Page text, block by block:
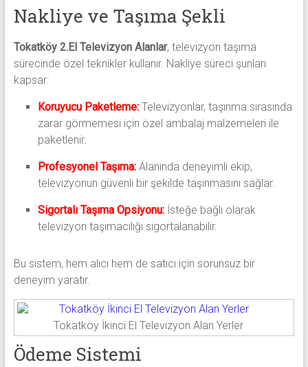
Nakliye ve Taşıma Şekli
Tokatköy 2.El Televizyon Alanlar, televizyon taşıma
sürecinde özel teknikler kullanır. Nakliye süreci şunları
kapsar:
Koruyucu Paketleme:Televizyonlar, taşınma sırasında
zarar görmemesi için özel ambalaj malzemeleri ile
paketlenir.
Profesyonel Taşıma:Alanında deneyimli ekip,
televizyonun güvenli bir şekilde taşınmasını sağlar.
Sigortalı Taşıma Opsiyonu:İsteğe bağlı olarak
televizyon taşımacılığı sigortalanabilir.
Bu sistem, hem alıcı hem de satıcı için sorunsuz bir
deneyim yaratır.
Tokatköy İkinci El Televizyon Alan Yerler
Ödeme Sistemi